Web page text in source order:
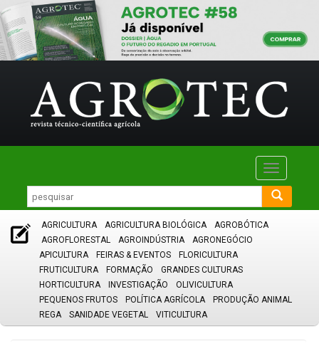
Toggle
AGRICULTURA AGRICULTURA BIOLÓGICA
AGROBÓTICA
AGROFLORESTAL
AGROINDÚSTRIA
AGRONEGÓCIO
APICULTURA
FEIRAS & EVENTOS
FLORICULTURA
FRUTICULTURA
FORMAÇÃO
GRANDES CULTURAS
HORTICULTURA
INVESTIGAÇÃO
OLIVICULTURA
PEQUENOS FRUTOS
POLÍTICA AGRÍCOLA
PRODUÇÃO ANIMAL
REGA
SANIDADE VEGETAL VITICULTURA